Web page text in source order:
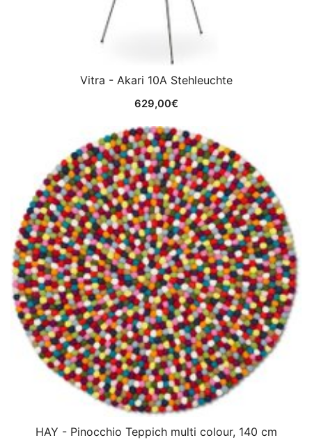
Vitra - Akari 10A Stehleuchte
629,00€
HAY - Pinocchio Teppich multi colour, 140 cm